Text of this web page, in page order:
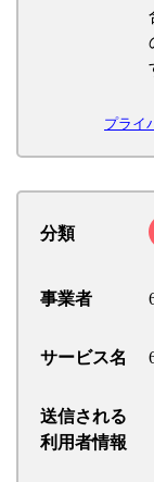
プライ
分類
事業者
サービス名
送信される
利用者情報